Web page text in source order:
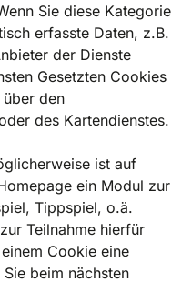
Sie diese Kategorie
erfasste Daten, z.B.
der Dienste
Gesetzten Cookies
den
des Kartendienstes.
ist auf
ein Modul zur
Tippspiel, o.ä.
Teilnahme hierfür
Cookie eine
beim nächsten